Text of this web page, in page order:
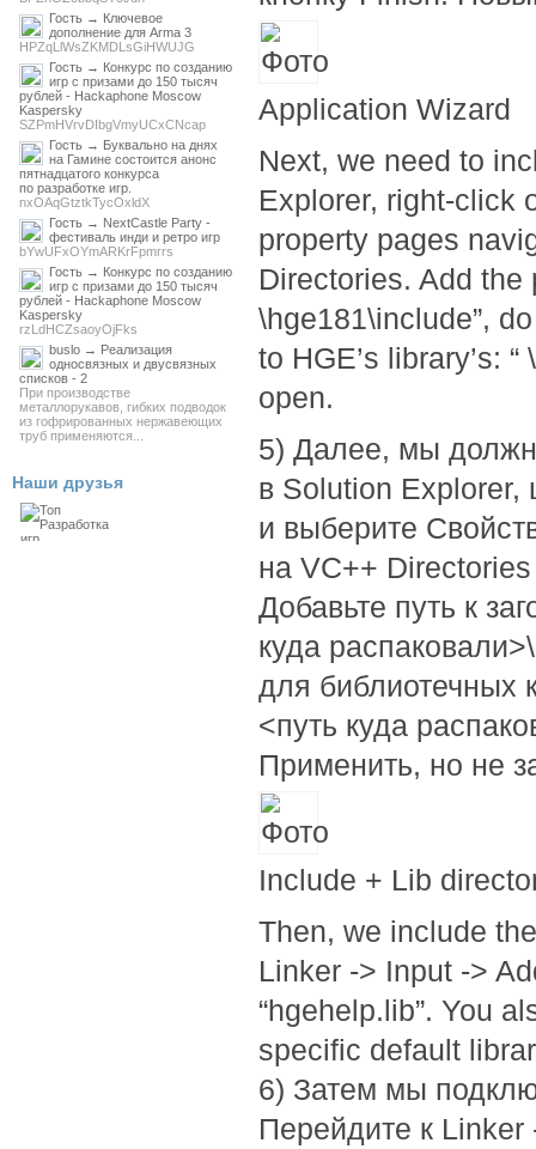
Application Wizard
Next, we need to
Explorer, right-click
property pages
Directories. Add the
\hge181\include”,
to HGE’s library’s: “
open.
5) Далее, мы
в Solution Explorer,
и выберите
на VC++
Добавьте путь к
куда
для библиотечных
<путь куда
Применить, но не
Include + Lib
Then, we include
Linker -> Input ->
“hgehelp.lib”. You
specific default
6) Затем мы
Перейдите к
Гость → Ключевое
дополнение для Arma 3
HPZqLlWsZKMDLsGiHWUJG
Гость → Конкурс по созданию
игр с призами до 150 тысяч
рублей - Hackaphone Moscow
Kaspersky
SZPmHVrvDIbgVmyUCxCNcap
Гость → Буквально на днях
на Гамине состоится анонс
пятнадцатого конкурса
по разработке игр.
nxOAqGtztkTycOxldX
Гость → NextCastle Party -
фестиваль инди и ретро игр
bYwUFxOYmARKrFpmrrs
Гость → Конкурс по созданию
игр с призами до 150 тысяч
рублей - Hackaphone Moscow
Kaspersky
rzLdHCZsaoyOjFks
buslo → Реализация
односвязных и двусвязных
списков - 2
При производстве
металлорукавов, гибких подводок
из гофрированных нержавеющих
труб применяются...
Наши друзья